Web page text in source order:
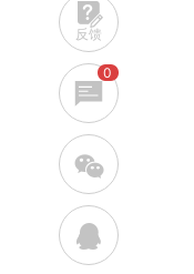
反馈
0
w
q